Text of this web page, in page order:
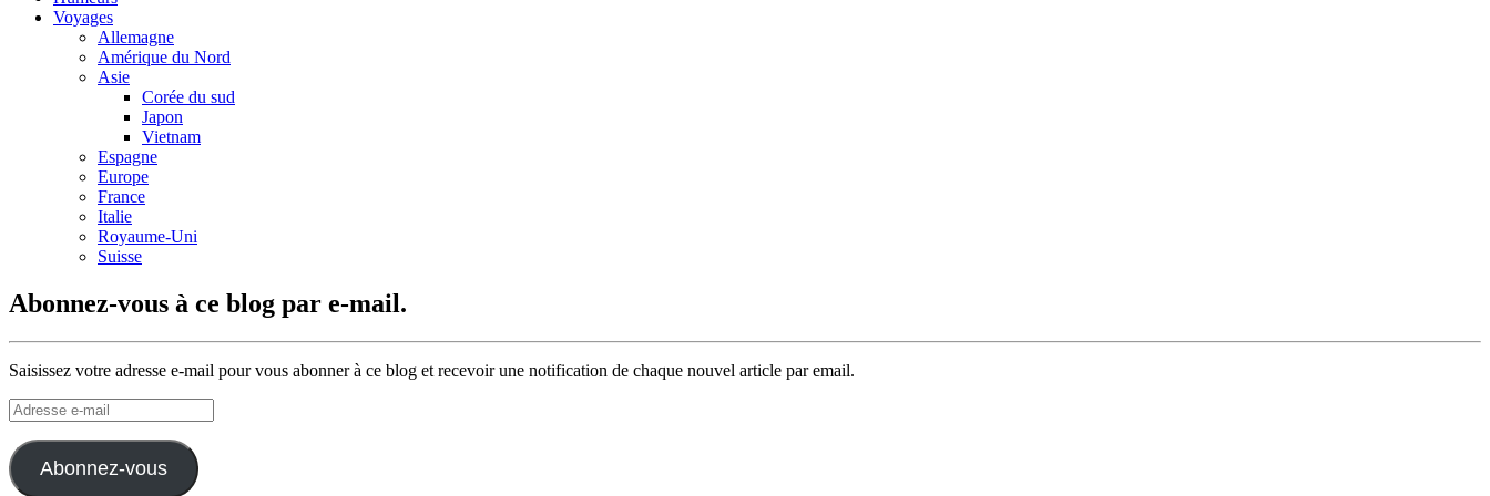
Voyages
Allemagne
Amérique du Nord
Asie
Corée du sud
Japon
Vietnam
Espagne
Europe
France
Italie
Royaume-Uni
Suisse
Abonnez-vous à ce blog par e-mail.
Saisissez votre adresse e-mail pour vous abonner à ce blog et recevoir une notification de chaque nouvel article par email.
Adresse
e-
mail
Abonnez-vous